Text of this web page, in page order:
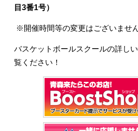
目3番1号）
※開催時間等の変更はございません
バスケットボールスクールの詳し
覧ください！